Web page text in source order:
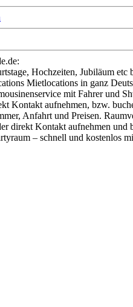
Hochzeiten, Jubiläum
Mietlocations in ganz
mit Fahrer und
Kontakt aufnehmen, bzw.
Anfahrt und Preisen.
direkt Kontakt aufnehmen
– schnell und kostenlos